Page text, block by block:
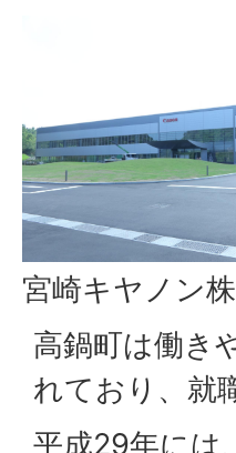
宮崎キヤノン
高鍋町は働き
れており、就
平成29年には